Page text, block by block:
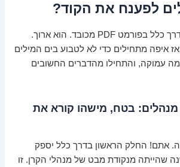
לפענח את הקוד?
הדוח השנתי מגיע בדרך כלל בפורמט PDF מכובד. הוא ארוך.
איפה מתחילים כדי לא לטבוע בים המילים
עמוקה, והתחילו מהדברים החשובים
בטח, מישהו קורא את
אתם! החלק הראשון בדרך כלל יספק
שהייתה מנקודת מבט של מנהלי הקרן. זו